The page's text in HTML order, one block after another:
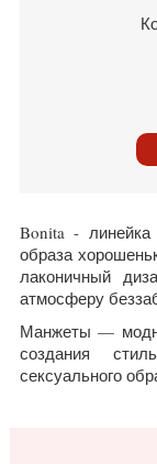
Bonita - линейка
образа
лаконичный
атмосферу
Манжеты —
создания
сексуального